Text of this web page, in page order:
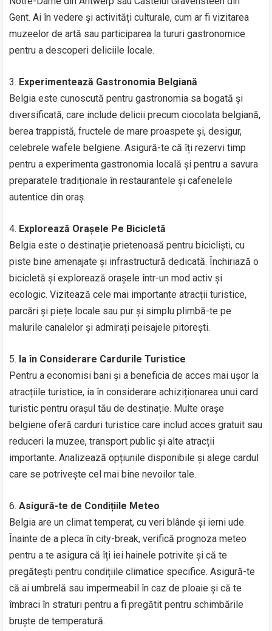
Gent. Ai în vedere și activități culturale, cum ar fi vizitarea
muzeelor de artă sau participarea la tururi gastronomice
pentru a descoperi deliciile locale.
3. Experimentează Gastronomia Belgiană
Belgia este cunoscută pentru gastronomia sa bogată și
diversificată, care include delicii precum ciocolata belgiană,
berea trappistă, fructele de mare proaspete și, desigur,
celebrele wafele belgiene. Asigură-te că îți rezervi timp
pentru a experimenta gastronomia locală și pentru a savura
preparatele tradiționale în restaurantele și cafenelele
autentice din oraș.
4. Explorează Orașele Pe Bicicletă
Belgia este o destinație prietenoasă pentru bicicliști, cu
piste bine amenajate și infrastructură dedicată. Închiriază o
bicicletă și explorează orașele într-un mod activ și
ecologic. Vizitează cele mai importante atracții turistice,
parcări și piețe locale sau pur și simplu plimbă-te pe
malurile canalelor și admirați peisajele pitorești.
5. Ia în Considerare Cardurile Turistice
Pentru a economisi bani și a beneficia de acces mai ușor la
atracțiile turistice, ia în considerare achiziționarea unui card
turistic pentru orașul tău de destinație. Multe orașe
belgiene oferă carduri turistice care includ acces gratuit sau
reduceri la muzee, transport public și alte atracții
importante. Analizează opțiunile disponibile și alege cardul
care se potrivește cel mai bine nevoilor tale.
6.Asigură-te de Condițiile Meteo
Belgia are un climat temperat, cu veri blânde și ierni ude.
Înainte de a pleca în city-break, verifică prognoza meteo
pentru a te asigura că îți iei hainele potrivite și că te
pregătești pentru condițiile climatice specifice. Asigură-te
că ai umbrelă sau impermeabil în caz de ploaie și că te
îmbraci în straturi pentru a fi pregătit pentru schimbările
bruște de temperatură.